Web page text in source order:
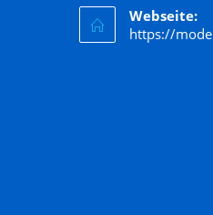
Kato
Kibri
Webseite:
https://